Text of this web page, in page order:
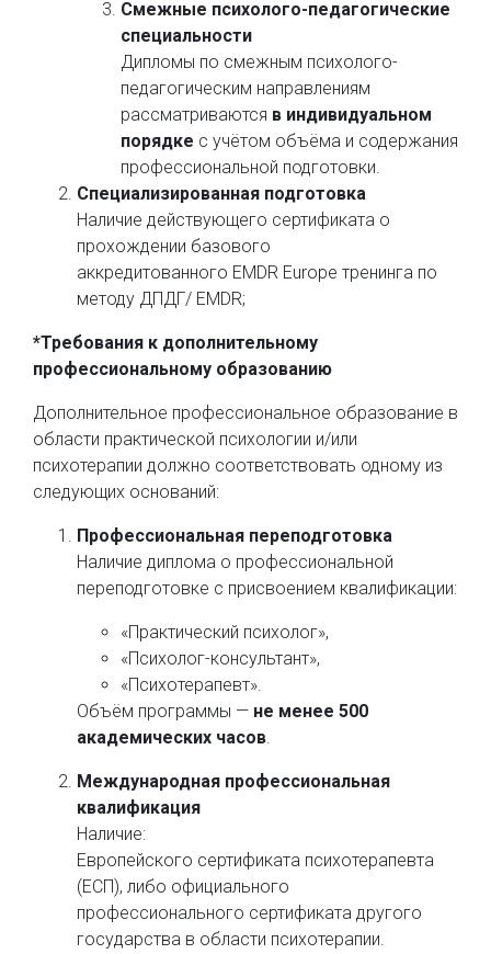
Смежные психолого-педагогические
специальности
Дипломы по смежным психолого-
педагогическим направлениям
рассматриваются в индивидуальном
порядке с учётом объёма и содержания
профессиональной подготовки.
Специализированная подготовка
Наличие действующего сертификата о
прохождении базового
аккредитованного EMDR Europe тренинга по
методу ДПДГ/ EMDR;
*Требования к дополнительному
профессиональному образованию
Дополнительное профессиональное образование в
области практической психологии и/или
психотерапии должно соответствовать одному из
следующих оснований:
Профессиональная переподготовка
Наличие диплома о профессиональной
переподготовке с присвоением квалификации:
«Практический психолог»,
«Психолог-консультант»,
«Психотерапевт».
Объём программы — не менее 500
академических часов.
Международная профессиональная
квалификация
Наличие:
Европейского сертификата психотерапевта
(ЕСП), либо официального
профессионального сертификата другого
государства в области психотерапии.